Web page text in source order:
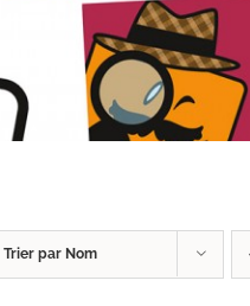
Trier par Nom